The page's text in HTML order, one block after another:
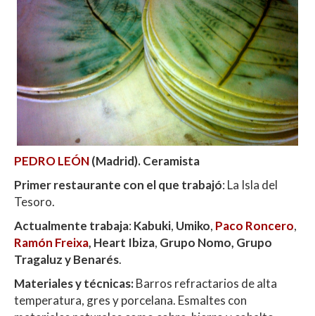
PEDRO LEÓN(Madrid). Ceramista
Primer restaurante con el que trabajó: La Isla del
Tesoro.
Actualmente trabaja: Kabuki, Umiko, Paco Roncero,
Ramón Freixa, Heart Ibiza, Grupo Nomo, Grupo
Tragaluz y Benarés.
Materiales y técnicas:Barros refractarios de alta
temperatura, gres y porcelana. Esmaltes con